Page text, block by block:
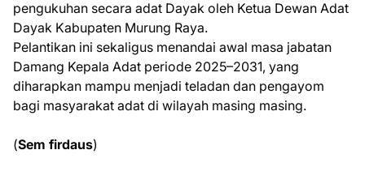
pengukuhan secara adat Dayak oleh Ketua Dewan Adat
Dayak Kabupaten Murung Raya.
Pelantikan ini sekaligus menandai awal masa jabatan
Damang Kepala Adat periode 2025–2031, yang
diharapkan mampu menjadi teladan dan pengayom
bagi masyarakat adat di wilayah masing masing.
(Sem firdaus)